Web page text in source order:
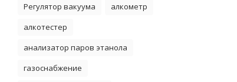
Регулятор вакуума
алкометр
алкотестер
анализатор паров этанола
газоснабжение